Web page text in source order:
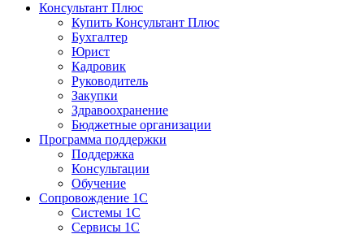
Консультант Плюс
Купить Консультант Плюс
Бухгалтер
Юрист
Кадровик
Руководитель
Закупки
Здравоохранение
Бюджетные организации
Программа поддержки
Поддержка
Консультации
Обучение
Сопровождение 1С
Системы 1С
Сервисы 1С